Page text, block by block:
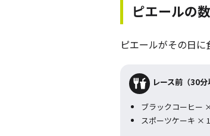
ピエールの
ピエールがその日
レース前（30分
ブラックコーヒー
スポーツケーキ ×